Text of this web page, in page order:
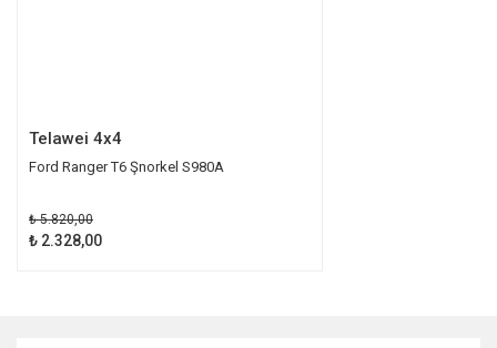
Telawei 4x4
Ford Ranger T6 Şnorkel S980A
₺ 5.820,00
₺ 2.328,00